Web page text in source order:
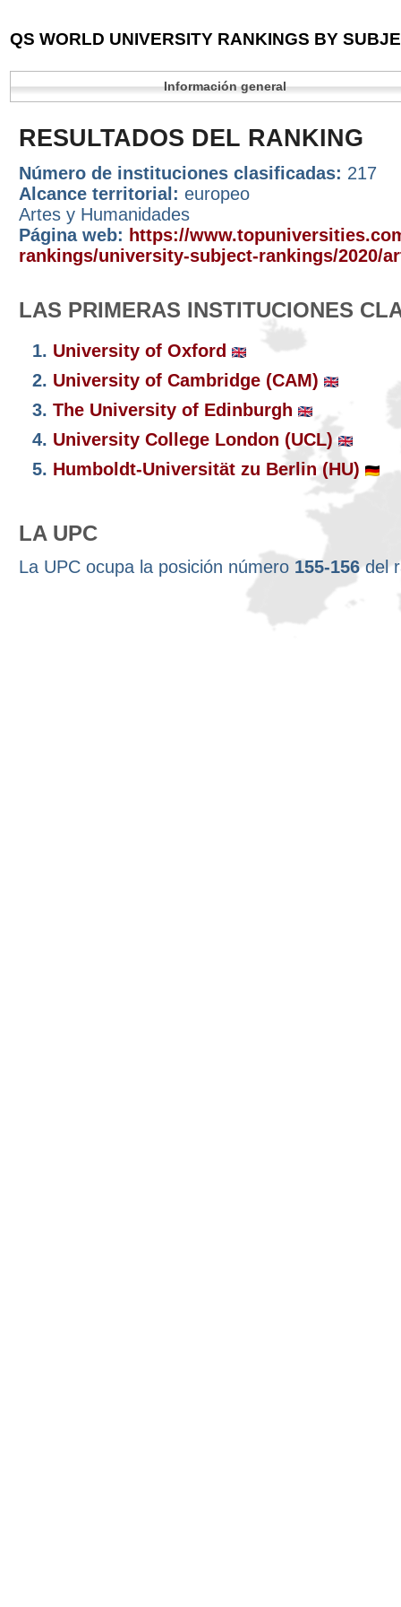
QS WORLD UNIVERSITY RANKINGS BY
Información general
RESULTADOS DEL RANKING
Número de instituciones clasificadas: 217
Alcance territorial: europeo
Artes y Humanidades
Página web: https://
rankings/university-subject-rankings/2020/
LAS PRIMERAS INSTITUCIONES
1. University of Oxford
2. University of Cambridge (CAM)
3. The University of Edinburgh
4. University College London (UCL)
5. Humboldt-Universität zu Berlin (HU)
LA UPC
La UPC ocupa la posición número 155-156del